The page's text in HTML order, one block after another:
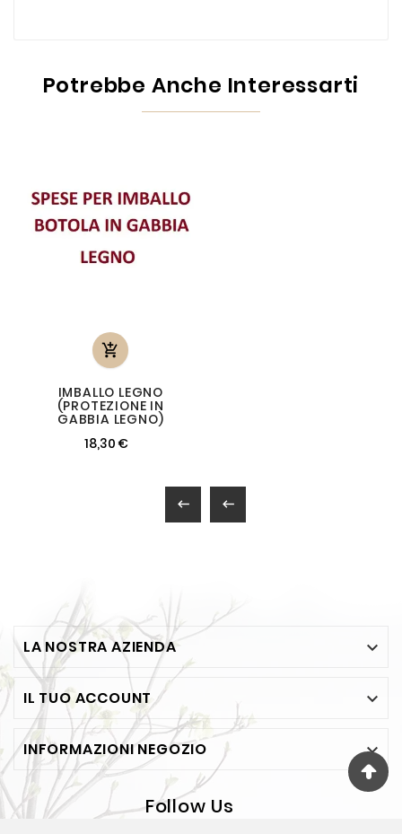
Potrebbe Anche Interessarti

IMBALLO LEGNO
(PROTEZIONE IN
GABBIA LEGNO)
18,30 €
 
LA NOSTRA AZIENDA 
IL TUO ACCOUNT 
INFORMAZIONI NEGOZIO 
Follow Us